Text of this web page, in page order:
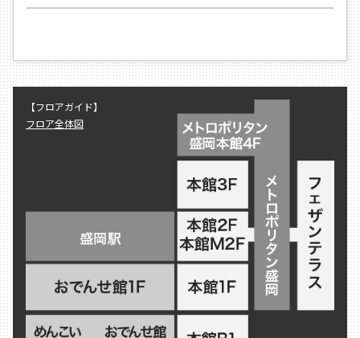
【フロアガイド】
フロア全体図